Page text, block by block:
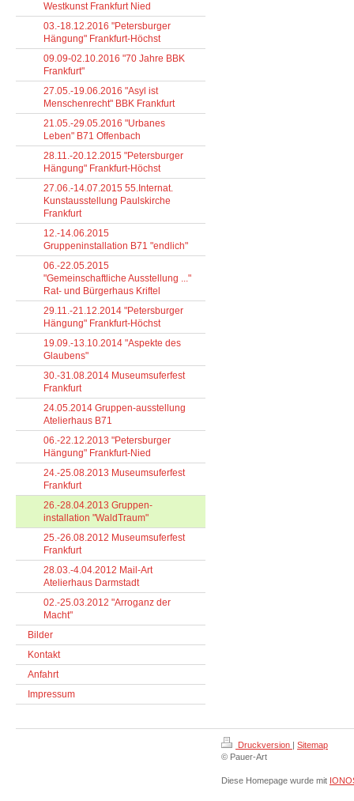
Westkunst Frankfurt Nied
03.-18.12.2016 "Petersburger
Hängung" Frankfurt-Höchst
09.09-02.10.2016 "70 Jahre BBK
Frankfurt"
27.05.-19.06.2016 "Asyl ist
Menschenrecht" BBK Frankfurt
21.05.-29.05.2016 "Urbanes
Leben" B71 Offenbach
28.11.-20.12.2015 "Petersburger
Hängung" Frankfurt-Höchst
27.06.-14.07.2015 55.Internat.
Kunstausstellung Paulskirche
Frankfurt
12.-14.06.2015
Gruppeninstallation B71 "endlich"
06.-22.05.2015
"Gemeinschaftliche Ausstellung ..."
Rat- und Bürgerhaus Kriftel
29.11.-21.12.2014 "Petersburger
Hängung" Frankfurt-Höchst
19.09.-13.10.2014 "Aspekte des
Glaubens"
30.-31.08.2014 Museumsuferfest
Frankfurt
24.05.2014 Gruppen-ausstellung
Atelierhaus B71
06.-22.12.2013 "Petersburger
Hängung" Frankfurt-Nied
24.-25.08.2013 Museumsuferfest
Frankfurt
26.-28.04.2013 Gruppen-
installation "WaldTraum"
25.-26.08.2012 Museumsuferfest
Frankfurt
28.03.-4.04.2012 Mail-Art
Atelierhaus Darmstadt
02.-25.03.2012 "Arroganz der
Macht"
Bilder
Kontakt
Anfahrt
Impressum
Druckversion | Sitemap
© Pauer-Art
Diese Homepage wurde mit